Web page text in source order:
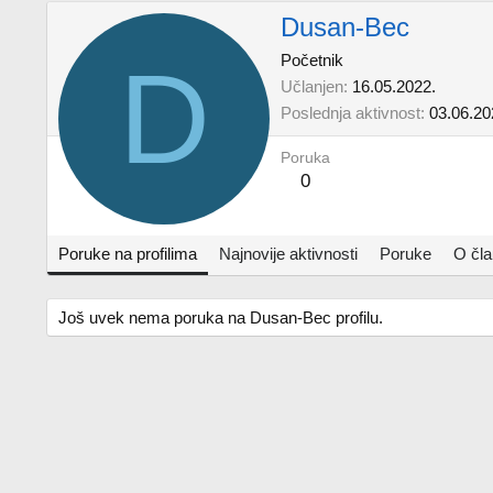
D
Dusan-Bec
Početnik
Učlanjen 16.05.2022.
Poslednja aktivnost
Poruka
0
Poruke na profilima Najnovije aktivnosti Poruke O
Još uvek nema poruka na Dusan-Bec profilu.